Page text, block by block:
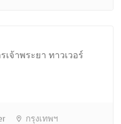
เจ้าพระยา ทาวเวอร์
กรุงเทพฯ